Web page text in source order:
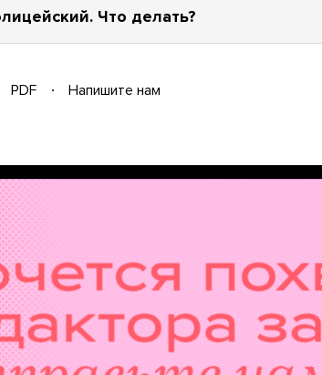
Что делать?
PDF
Напишите нам